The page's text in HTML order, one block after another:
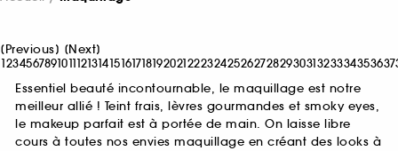
[Previous] [Next]
12345678910111213141516171819202122232425262728293031323334353637
Essentiel beauté incontournable, le maquillage est notre
meilleur allié ! Teint frais, lèvres gourmandes et smoky eyes,
le makeup parfait est à portée de main. On laisse libre
cours à toutes nos envies maquillage en créant des looks à